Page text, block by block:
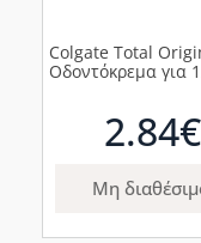
Colgate Total
Οδοντόκρεμα για
2.84€
Μη